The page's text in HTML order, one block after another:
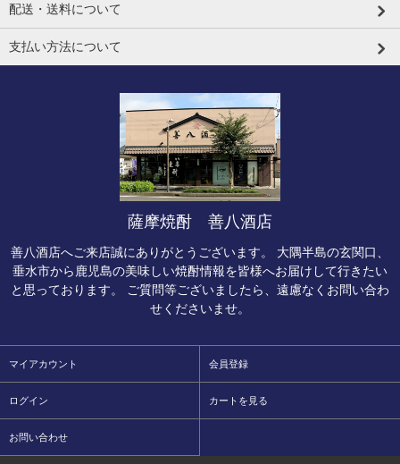
配送・送料について
支払い方法について
薩摩焼酎 善八酒店
善八酒店へご来店誠にありがとうございます。 大隅半島の玄関口、
垂水市から鹿児島の美味しい焼酎情報を皆様へお届けして行きたい
と思っております。 ご質問等ございましたら、遠慮なくお問い合わ
せくださいませ。
マイアカウント 会員登録
ログイン カートを見る
お問い合わせ